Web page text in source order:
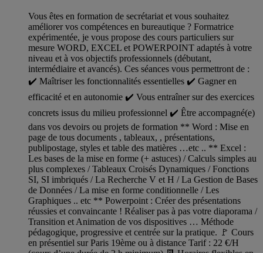
Vous êtes en formation de secrétariat et vous souhaitez
améliorer vos compétences en bureautique ? Formatrice
expérimentée, je vous propose des cours particuliers sur
mesure WORD, EXCEL et POWERPOINT adaptés à votre
niveau et à vos objectifs professionnels (débutant,
intermédiaire et avancés). Ces séances vous permettront de :
✔️ Maîtriser les fonctionnalités essentielles ✔️ Gagner en
efficacité et en autonomie ✔️ Vous entraîner sur des exercices
concrets issus du milieu professionnel ✔️ Être accompagné(e)
dans vos devoirs ou projets de formation ** Word : Mise en
page de tous documents , tableaux, , présentations,
publipostage, styles et table des matières …etc .. ** Excel :
Les bases de la mise en forme (+ astuces) / Calculs simples au
plus complexes / Tableaux Croisés Dynamiques / Fonctions
SI, SI imbriqués / La Recherche V et H / La Gestion de Bases
de Données / La mise en forme conditionnelle / Les
Graphiques .. etc ** Powerpoint : Créer des présentations
réussies et convaincante ! Réaliser pas à pas votre diaporama /
Transition et Animation de vos dispositives … Méthode
pédagogique, progressive et centrée sur la pratique. 🚩 Cours
en présentiel sur Paris 19ème ou à distance Tarif : 22 €/H